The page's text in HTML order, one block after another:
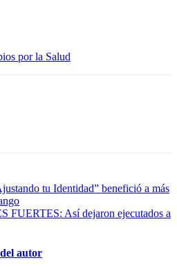
por la Salud
tu Identidad” benefició a más
FUERTES: Así dejaron ejecutados a
autor